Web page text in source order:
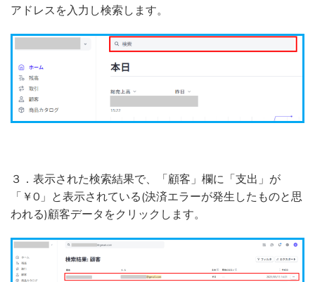
アドレスを入力し検索します。
３．表示された検索結果で、「顧客」欄に「支出」が
「￥0」と表示されている(決済エラーが発生したものと思
われる)顧客データをクリックします。